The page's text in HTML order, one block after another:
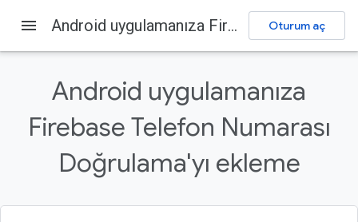
Firebase Firebase Codelabs
1. Genel Bakış
Neler öğreneceksiniz?
Firebase projesi oluşturma
menu Android uygulamanıza Firebase Telefon Numarası Doğrulama'yı ekleme Oturum aç
Android uygulamanıza
Firebase Telefon Numarası
Doğrulama'yı ekleme